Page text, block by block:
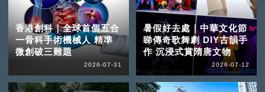
香港創科｜全球首個五合
一骨科手術機械人 精準
微創破三難題
2026-07-31
暑假好去處｜中華文化節
睇傳奇歌舞劇 DIY古韻手
作 沉浸式賞隋唐文物
2026-07-12